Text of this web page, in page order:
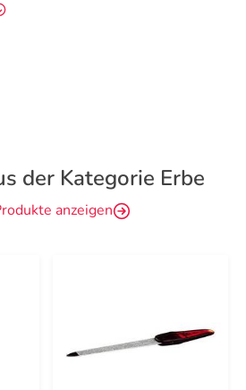
der Kategorie Erbe
anzeigen